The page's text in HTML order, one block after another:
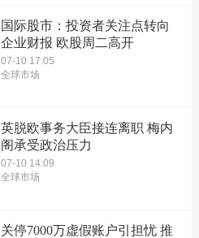
国际股市：投资者关注点转向
企业财报 欧股周二高开
07-10 17:05
全球市场
英脱欧事务大臣接连离职 梅内
阁承受政治压力
07-10 14:09
全球市场
关停7000万虚假账户引担忧 推